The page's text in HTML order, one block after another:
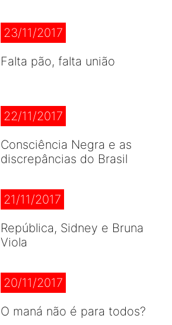
23/11/2017
Falta pão, falta união
22/11/2017
Consciência Negra e as
discrepâncias do Brasil
21/11/2017
República, Sidney e Bruna
Viola
20/11/2017
O maná não é para todos?